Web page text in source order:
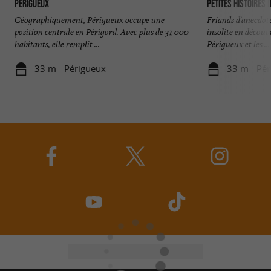
Périgueux
Géographiquement, Périgueux occupe une
position centrale en Périgord. Avec plus de 31 000
habitants, elle remplit ...
33 m - Périgueux
Petites histoires
Friands
insolite en
Périgueux et les ...
33 m -